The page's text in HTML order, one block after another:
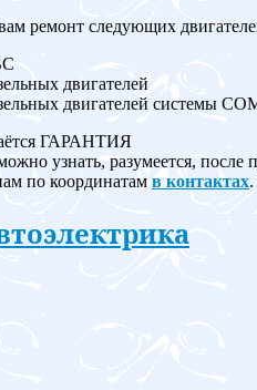
ремонт следующих
двигателей
двигателей системы
ГАРАНТИЯ
узнать, разумеется, после
по координатам в контактах.